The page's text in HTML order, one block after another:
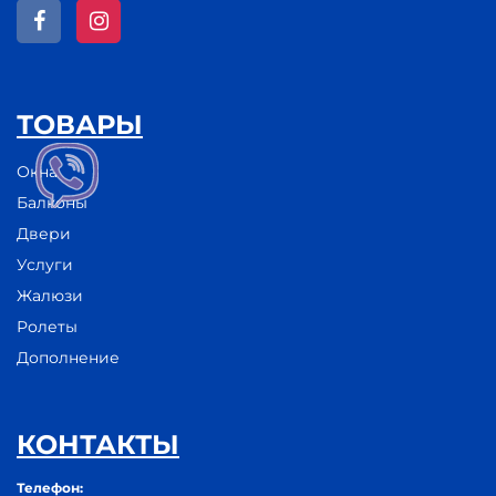
ТОВАРЫ
Окна
Балконы
Двери
Услуги
Жалюзи
Ролеты
Дополнение
КОНТАКТЫ
Телефон: